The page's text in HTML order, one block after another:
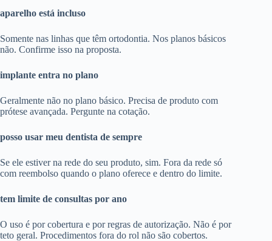
aparelho está incluso
Somente nas linhas que têm ortodontia. Nos planos básicos
não. Confirme isso na proposta.
implante entra no plano
Geralmente não no plano básico. Precisa de produto com
prótese avançada. Pergunte na cotação.
posso usar meu dentista de sempre
Se ele estiver na rede do seu produto, sim. Fora da rede só
com reembolso quando o plano oferece e dentro do limite.
tem limite de consultas por ano
O uso é por cobertura e por regras de autorização. Não é por
teto geral. Procedimentos fora do rol não são cobertos.